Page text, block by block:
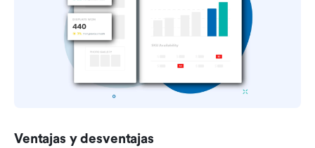
Ventajas y desventajas